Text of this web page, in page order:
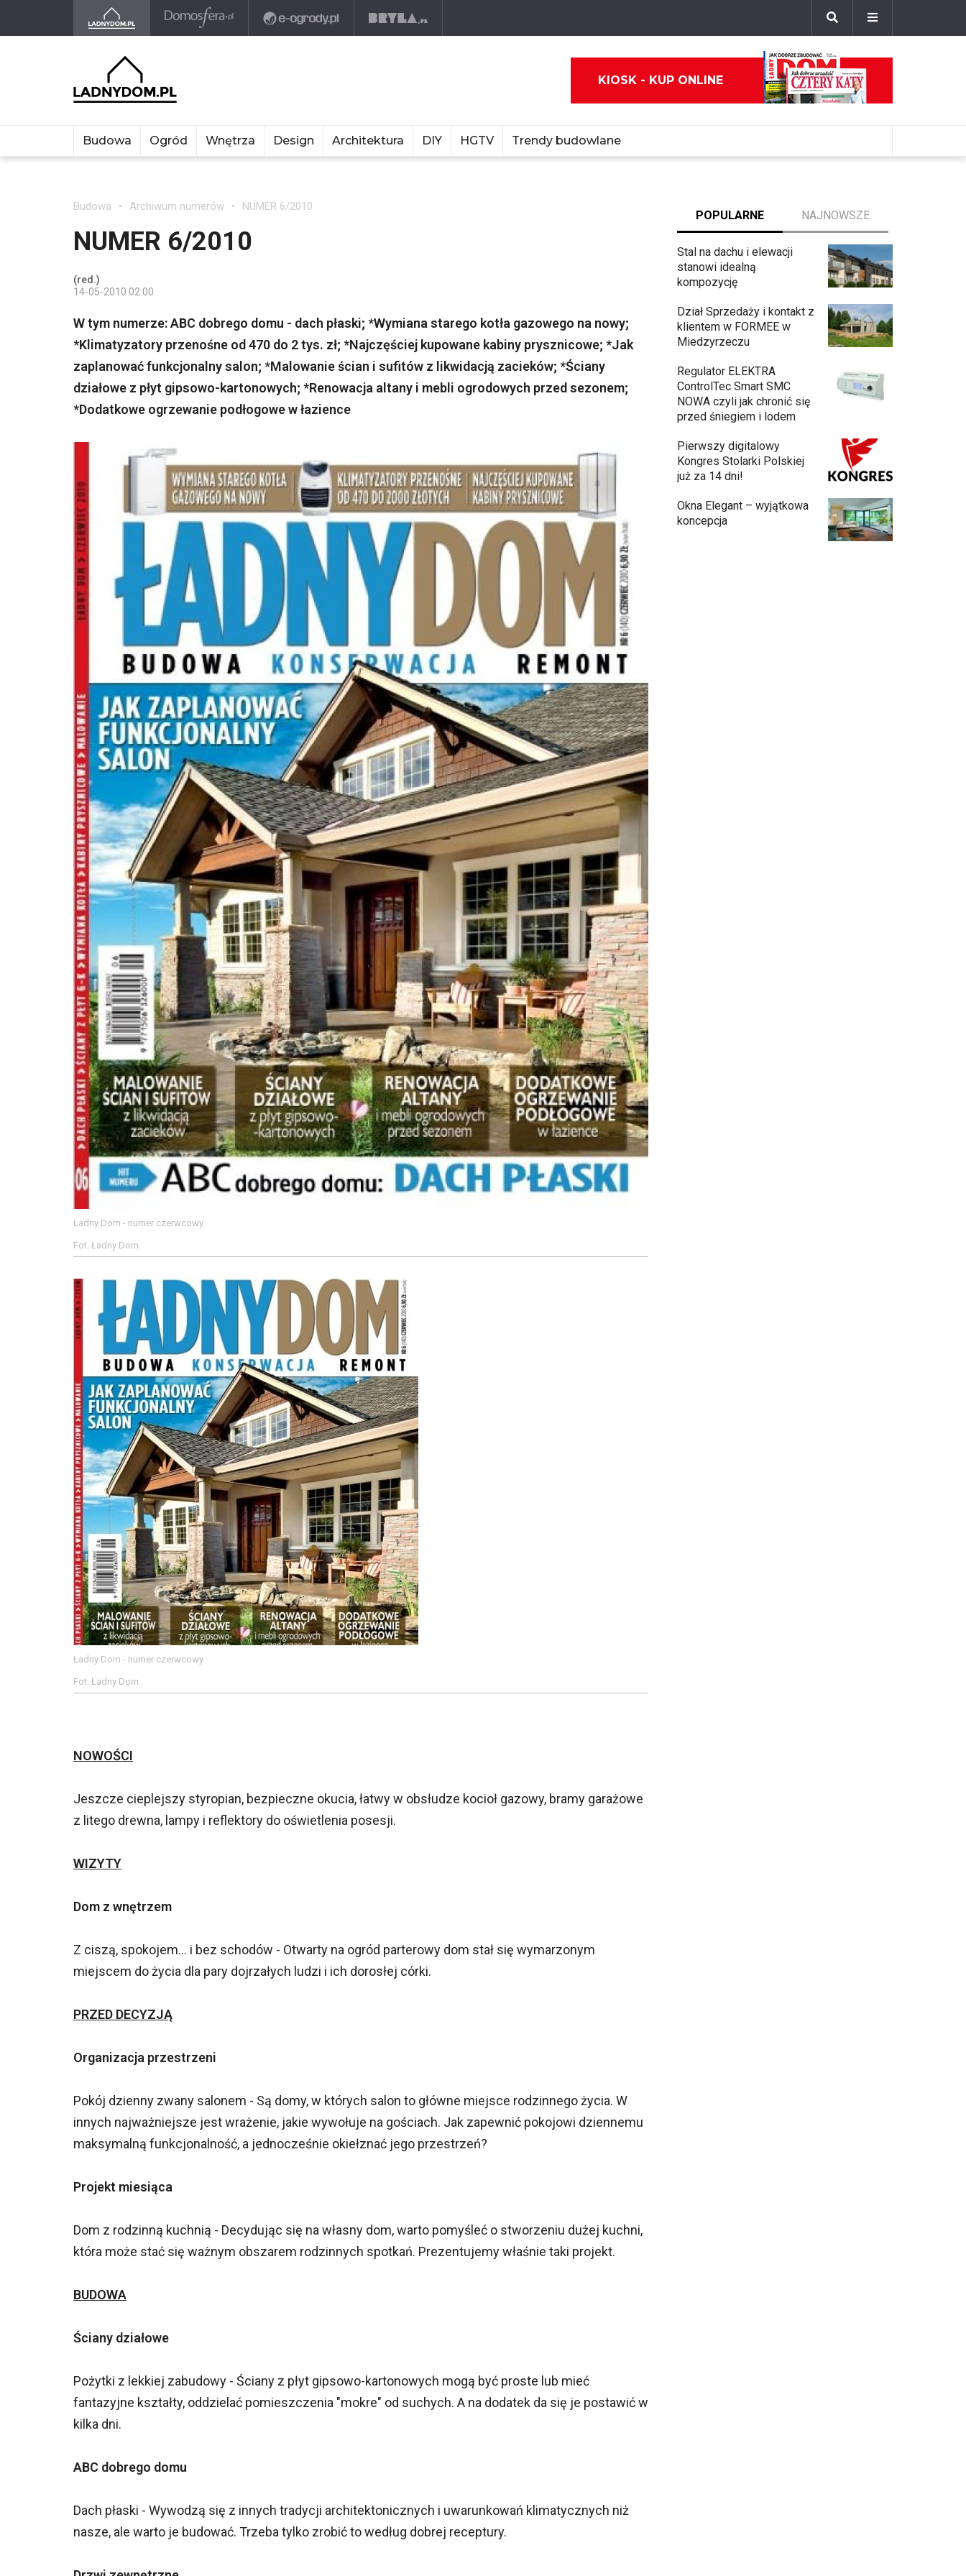
KIOSK - KUP ONLINE
Budowa Ogród Wnętrza Design Architektura DIY HGTV Trendy budowlane
Budowa Archiwum numerów NUMER 6/2010
NUMER 6/2010
(red.)
14-05-2010 02:00
W tym numerze: ABC dobrego domu - dach płaski; *Wymiana starego kotła gazowego na nowy;
*Klimatyzatory przenośne od 470 do 2 tys. zł; *Najczęściej kupowane kabiny prysznicowe; *Jak
zaplanować funkcjonalny salon; *Malowanie ścian i sufitów z likwidacją zacieków; *Ściany
działowe z płyt gipsowo-kartonowych; *Renowacja altany i mebli ogrodowych przed sezonem;
*Dodatkowe ogrzewanie podłogowe w łazience
Ładny Dom - numer czerwcowy
Fot. Ładny Dom
Ładny Dom - numer czerwcowy
Fot. Ładny Dom
NOWOŚCI
Jeszcze cieplejszy styropian, bezpieczne okucia, łatwy w obsłudze kocioł gazowy, bramy garażowe
z litego drewna, lampy i reflektory do oświetlenia posesji.
WIZYTY
Dom z wnętrzem
Z ciszą, spokojem... i bez schodów - Otwarty na ogród parterowy dom stał się wymarzonym
miejscem do życia dla pary dojrzałych ludzi i ich dorosłej córki.
PRZED DECYZJĄ
Organizacja przestrzeni
Pokój dzienny zwany salonem - Są domy, w których salon to główne miejsce rodzinnego życia. W
innych najważniejsze jest wrażenie, jakie wywołuje na gościach. Jak zapewnić pokojowi dziennemu
maksymalną funkcjonalność, a jednocześnie okiełznać jego przestrzeń?
Projekt miesiąca
Dom z rodzinną kuchnią - Decydując się na własny dom, warto pomyśleć o stworzeniu dużej kuchni,
która może stać się ważnym obszarem rodzinnych spotkań. Prezentujemy właśnie taki projekt.
BUDOWA
Ściany działowe
Pożytki z lekkiej zabudowy - Ściany z płyt gipsowo-kartonowych mogą być proste lub mieć
fantazyjne kształty, oddzielać pomieszczenia "mokre" od suchych. A na dodatek da się je postawić w
kilka dni.
ABC dobrego domu
Dach płaski - Wywodzą się z innych tradycji architektonicznych i uwarunkowań klimatycznych niż
nasze, ale warto je budować. Trzeba tylko zrobić to według dobrej receptury.
POPULARNE NAJNOWSZE
Stal na dachu i elewacji
stanowi idealną
kompozycję
Dział Sprzedaży i kontakt z
klientem w FORMEE w
Miedzyrzeczu
Regulator ELEKTRA
ControlTec Smart SMC
NOWA czyli jak chronić się
przed śniegiem i lodem
Pierwszy digitalowy
Kongres Stolarki Polskiej
już za 14 dni!
Okna Elegant – wyjątkowa
koncepcja